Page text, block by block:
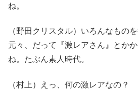
ね。
（野田クリスタル）いろんなもの
元々、だって『激レアさん』とか
ね。たぶん素人時代。
（村上）えっ、何の激レアなの？